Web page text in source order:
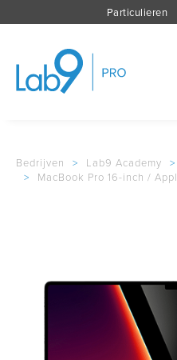
Particulieren
Bedrijven > Lab9 Academy >
>
MacBook Pro 16-inch /